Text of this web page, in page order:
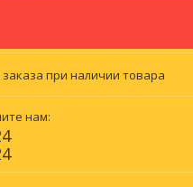
при наличии товара
нам: